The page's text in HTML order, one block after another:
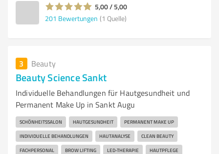
5,00 / 5,00
201 Bewertungen (1 Quelle)
3 Beauty
Beauty Science Sankt
Individuelle Behandlungen für Hautgesundheit und
Permanent Make Up in Sankt Augu
SCHÖNHEITSSALON HAUTGESUNDHEIT PERMANENT MAKE UP
INDIVIDUELLE BEHANDLUNGEN HAUTANALYSE CLEAN BEAUTY
FACHPERSONAL BROW LIFTING LED-THERAPIE HAUTPFLEGE